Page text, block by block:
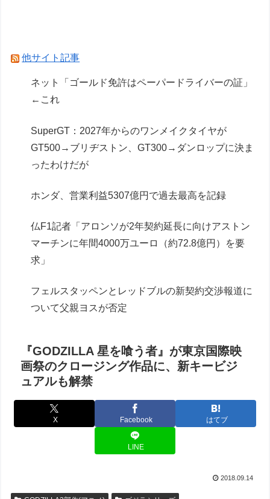
ドラクエのゼシカとかいう人気キャラwww
Powered by livedoor 相互RSS
他サイト記事
ネット「ゴールド免許はペーパードライバーの証」
←これ
SuperGT：2027年からのワンメイクタイヤが
GT500→ブリヂストン、GT300→ダンロップに決ま
ったわけだが
ホンダ、営業利益5307億円で過去最高を記録
仏F1記者「アロンソが2年契約延長に向けアストン
マーチンに年間4000万ユーロ（約72.8億円）を要
求」
フェルスタッペンとレッドブルの新契約交渉報道に
ついて父親ヨスが否定
『GODZILLA 星を喰う者』が東京国際映
画祭のクロージング作品に、新キービジ
ュアルも解禁
X Facebook はてブ
LINE
2018.09.14